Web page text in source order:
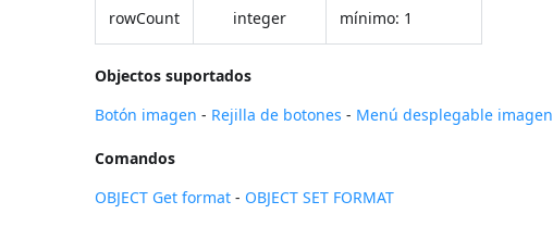
rowCount integer mínimo: 1
Objectos suportados
Botón imagen - Rejilla de botones - Menú desplegable imagen
Comandos
OBJECT Get format - OBJECT SET FORMAT